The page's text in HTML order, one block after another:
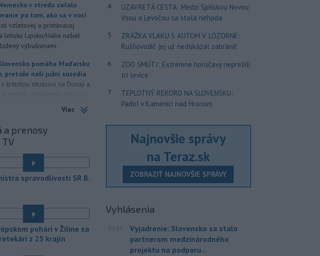
v stredu začalo
po tom, ako sa v noci
vzletovej a pristávacej
letisku Lipsko/Halle našiel
výbušninami.
pomáha Maďarsku
pretože naši južní susedia
kritickou situáciou na Dunaji a
ďalší podzemný tunel,
slúžiť na nelegálne
migrantov z Bieloruska
tohto členského štátu
únie.
dezinformačná
kandidáta, bývalého
premiéra Attala. Ako
agentúra AFP, odhalil ju
Viginum a s „vysokou
Viac
a prenosy
TV
spravodlivosti SR B.
pohári v Žiline sa
z 25 krajín
4
UZAVRETÁ CESTA: Medzi Spišskou Novou
Vsou a Levočou sa stala nehoda
5
ZRÁŽKA VLAKU S AUTOM V LOZORNE:
Rušňovodič jej už nedokázal zabrániť
6
ZOO SMÚTI: Extrémne horúčavy neprežili
tri levice
7
TEPLOTNÝ REKORD NA SLOVENSKU:
Padol v Kamenici nad Hronom
Najnovšie správy
na Teraz.sk
ZOBRAZIŤ NAJNOVŠIE SPRÁVY
Vyhlásenia
10:43
Vyjadrenie: Slovensko sa stalo
partnerom medzinárodného
projektu na podporu...